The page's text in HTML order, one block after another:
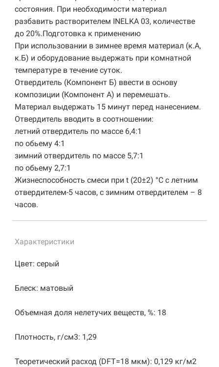
состояния. При необходимости материал
разбавить растворителем INELKA 03, количестве
до 20%.Подготовка к применению
При использовании в зимнее время материал (к.А,
к.Б) и оборудование выдержать при комнатной
температуре в течение суток.
Отвердитель (Компонент Б) ввести в основу
композиции (Компонент А) и перемешать.
Материал выдержать 15 минут перед нанесением.
Отвердитель вводить в соотношении:
летний отвердитель по массе 6,4:1
по обьему 4:1
зимний отвердитель по массе 5,7:1
по обьему 2,7:1
Жизнеспособность смеси при t (20±2) °C с летним
отвердителем-5 часов, с зимним отвердителем – 8
часов.
Характеристики
Цвет: серый
Блеск: матовый
Объемная доля нелетучих веществ, %: 18
Плотность, г/см3: 1,29
Теоретический расход (DFT=18 мкм): 0,129 кг/м2